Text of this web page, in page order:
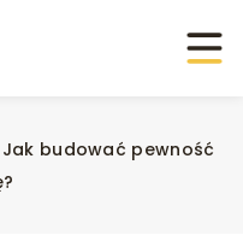
Jak budować pewność